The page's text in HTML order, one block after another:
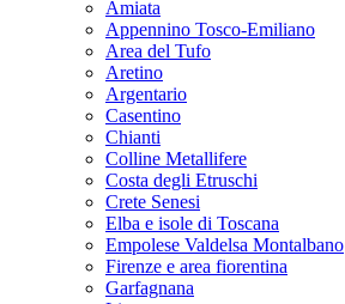
Amiata
Appennino Tosco-Emiliano
Area del Tufo
Aretino
Argentario
Casentino
Chianti
Colline Metallifere
Costa degli Etruschi
Crete Senesi
Elba e isole di Toscana
Empolese Valdelsa Montalbano
Firenze e area fiorentina
Garfagnana